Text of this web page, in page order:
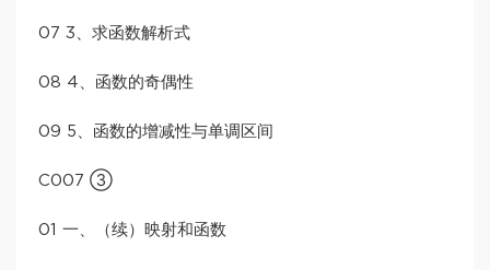
07 3、求函数解析式
08 4、函数的奇偶性
09 5、函数的增减性与单调区间
C007 ③
01 一、（续）映射和函数